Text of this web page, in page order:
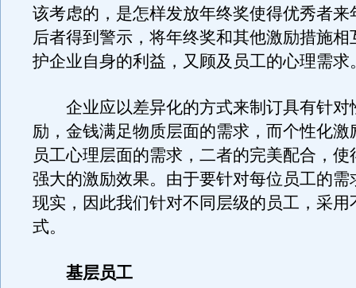
该考虑的，是怎样发放年终奖使得优秀者来
后者得到警示，将年终奖和其他激励措施相
护企业自身的利益，又顾及员工的心理需求
企业应以差异化的方式来制订具有针对
励，金钱满足物质层面的需求，而个性化激
员工心理层面的需求，二者的完美配合，使
强大的激励效果。由于要针对每位员工的需
现实，因此我们针对不同层级的员工，采用
式。
基层员工